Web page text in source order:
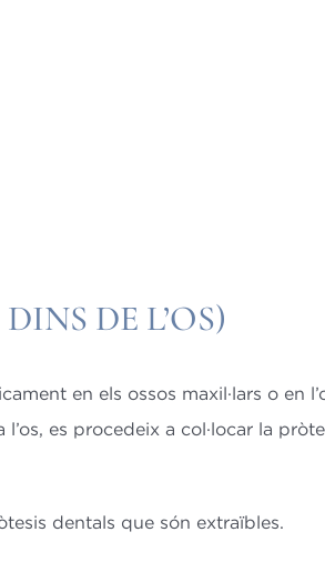
DE L’OS)
en els ossos maxil·lars o en
es procedeix a col·locar la
dentals que són extraïbles.